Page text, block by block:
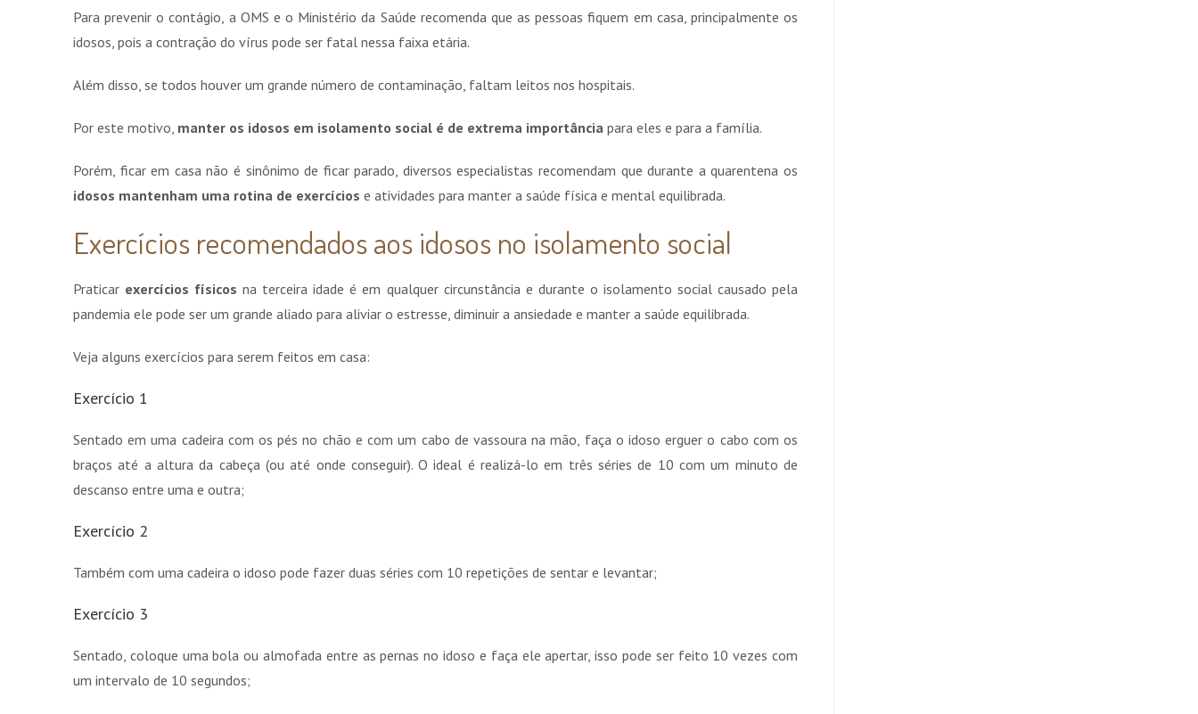
Para prevenir o contágio, a OMS e o Ministério da Saúde recomenda que as pessoas fiquem em casa, principalmente os
idosos, pois a contração do vírus pode ser fatal nessa faixa etária.
Além disso, se todos houver um grande número de contaminação, faltam leitos nos hospitais.
Por este motivo, manter os idosos em isolamento social é de extrema importância para eles e para a família.
Porém, ficar em casa não é sinônimo de ficar parado, diversos especialistas recomendam que durante a quarentena os
idosos mantenham uma rotina de exercícios e atividades para manter a saúde física e mental equilibrada.
Exercícios recomendados aos idosos no isolamento social
Praticar exercícios físicos na terceira idade é em qualquer circunstância e durante o isolamento social causado pela
pandemia ele pode ser um grande aliado para aliviar o estresse, diminuir a ansiedade e manter a saúde equilibrada.
Veja alguns exercícios para serem feitos em casa:
Exercício 1
Sentado em uma cadeira com os pés no chão e com um cabo de vassoura na mão, faça o idoso erguer o cabo com os
braços até a altura da cabeça (ou até onde conseguir). O ideal é realizá-lo em três séries de 10 com um minuto de
descanso entre uma e outra;
Exercício 2
Também com uma cadeira o idoso pode fazer duas séries com 10 repetições de sentar e levantar;
Exercício 3
Sentado, coloque uma bola ou almofada entre as pernas no idoso e faça ele apertar, isso pode ser feito 10 vezes com
um intervalo de 10 segundos;